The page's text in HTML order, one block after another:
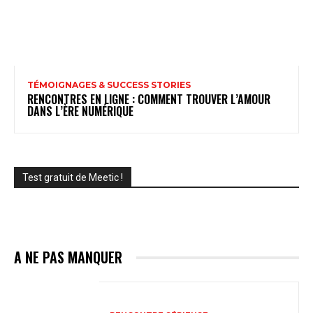
TÉMOIGNAGES & SUCCESS STORIES
RENCONTRES EN LIGNE : COMMENT TROUVER L’AMOUR
DANS L’ÈRE NUMÉRIQUE
Test gratuit de Meetic !
A NE PAS MANQUER